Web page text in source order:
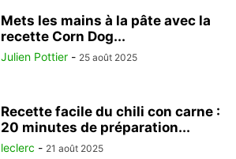
Mets les mains à la pâte avec la
recette Corn Dog...
Julien Pottier - 25 août 2025
Recette facile du chili con carne :
20 minutes de préparation...
leclerc - 21 août 2025